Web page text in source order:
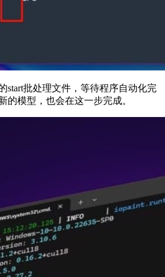
start批处理文件，等待程序自动化完
的模型，也会在这一步完成。